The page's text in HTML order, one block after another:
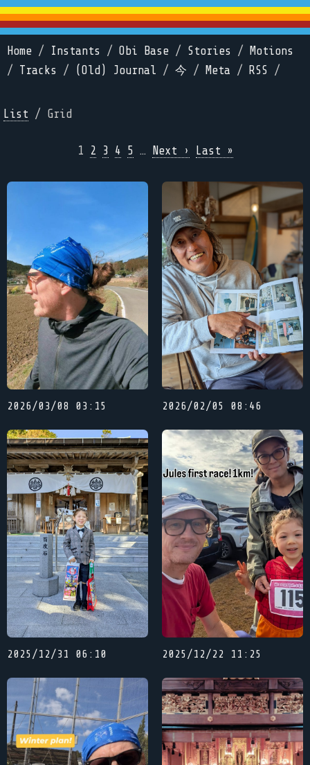
Home / Instants / Obi Base / Stories /
Motions
/ Tracks / (Old) Journal / 今 / Meta / RSS /
List / Grid
1 2 3 4 5 … Next › Last »
2026/03/08 03:15 2026/02/05 08:46
2025/12/31 06:10 2025/12/22 11:25